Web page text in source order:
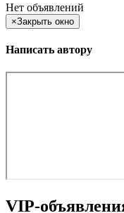
Нет объявлений
×Закрыть окно
Написать автору
VIP-